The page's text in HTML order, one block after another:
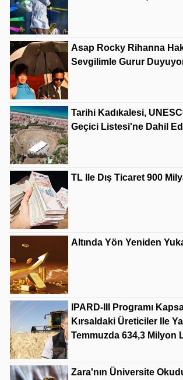
Asap Rocky Rihanna
Sevgilimle Gurur
Tarihi Kadıkalesi,
Geçici Listesi'ne Dahil
TL Ile Dış Ticaret 900
Altında Yön Yeniden
IPARD-III Programı
Kırsaldaki Üreticiler Ile
Temmuzda 634,3 Milyon
Zara'nın Üniversite